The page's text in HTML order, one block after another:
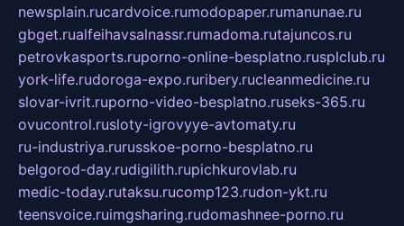
newsplain.rucardvoice.rumodopaper.rumanunae.ru
gbget.rualfeihavsalnassr.rumadoma.rutajuncos.ru
petrovkasports.ruporno-online-besplatno.rusplclub.ru
york-life.rudoroga-expo.ruribery.rucleanmedicine.ru
slovar-ivrit.ruporno-video-besplatno.ruseks-365.ru
ovucontrol.rusloty-igrovyye-avtomaty.ru
ru-industriya.rurusskoe-porno-besplatno.ru
belgorod-day.rudigilith.rupichkurovlab.ru
medic-today.rutaksu.rucomp123.rudon-ykt.ru
teensvoice.ruimgsharing.rudomashnee-porno.ru